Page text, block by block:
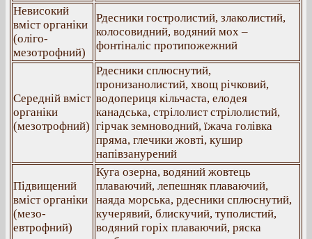
Невисокий
вміст органіки
(оліго-
мезотрофний)
Рдесники гостролистий, злаколистий,
колосовидний, водяний мох –
фонтіналіс протипожежний
Середній вміст
органіки
(мезотрофний)
Рдесники сплюснутий,
пронизанолистий, хвощ річковий,
водопериця кільчаста, елодея
канадська, стрілолист стрілолистий,
гірчак земноводний, їжача голівка
пряма, глечики жовті, кушир
напівзанурений
Підвищений
вміст органіки
(мезо-
евтрофний)
Куга озерна, водяний жовтець
плаваючий, лепешняк плаваючий,
наяда морська, рдесники сплюснутий,
кучерявий, блискучий, туполистий,
водяний горіх плаваючий, ряска